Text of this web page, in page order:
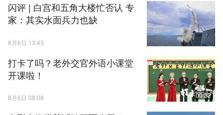
闪评 | 白宫和五角大楼忙否认 专
家：其实水面兵力也缺
8月6日 13:43
打卡了吗？老外交官外语小课堂
开课啦！
8月6日 08:08 00:32